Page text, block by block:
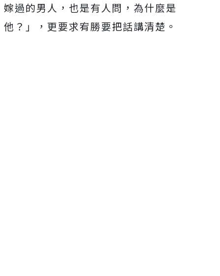
嫁過的男人，也是有人問，為什麼是
他？」，更要求宥勝要把話講清楚。